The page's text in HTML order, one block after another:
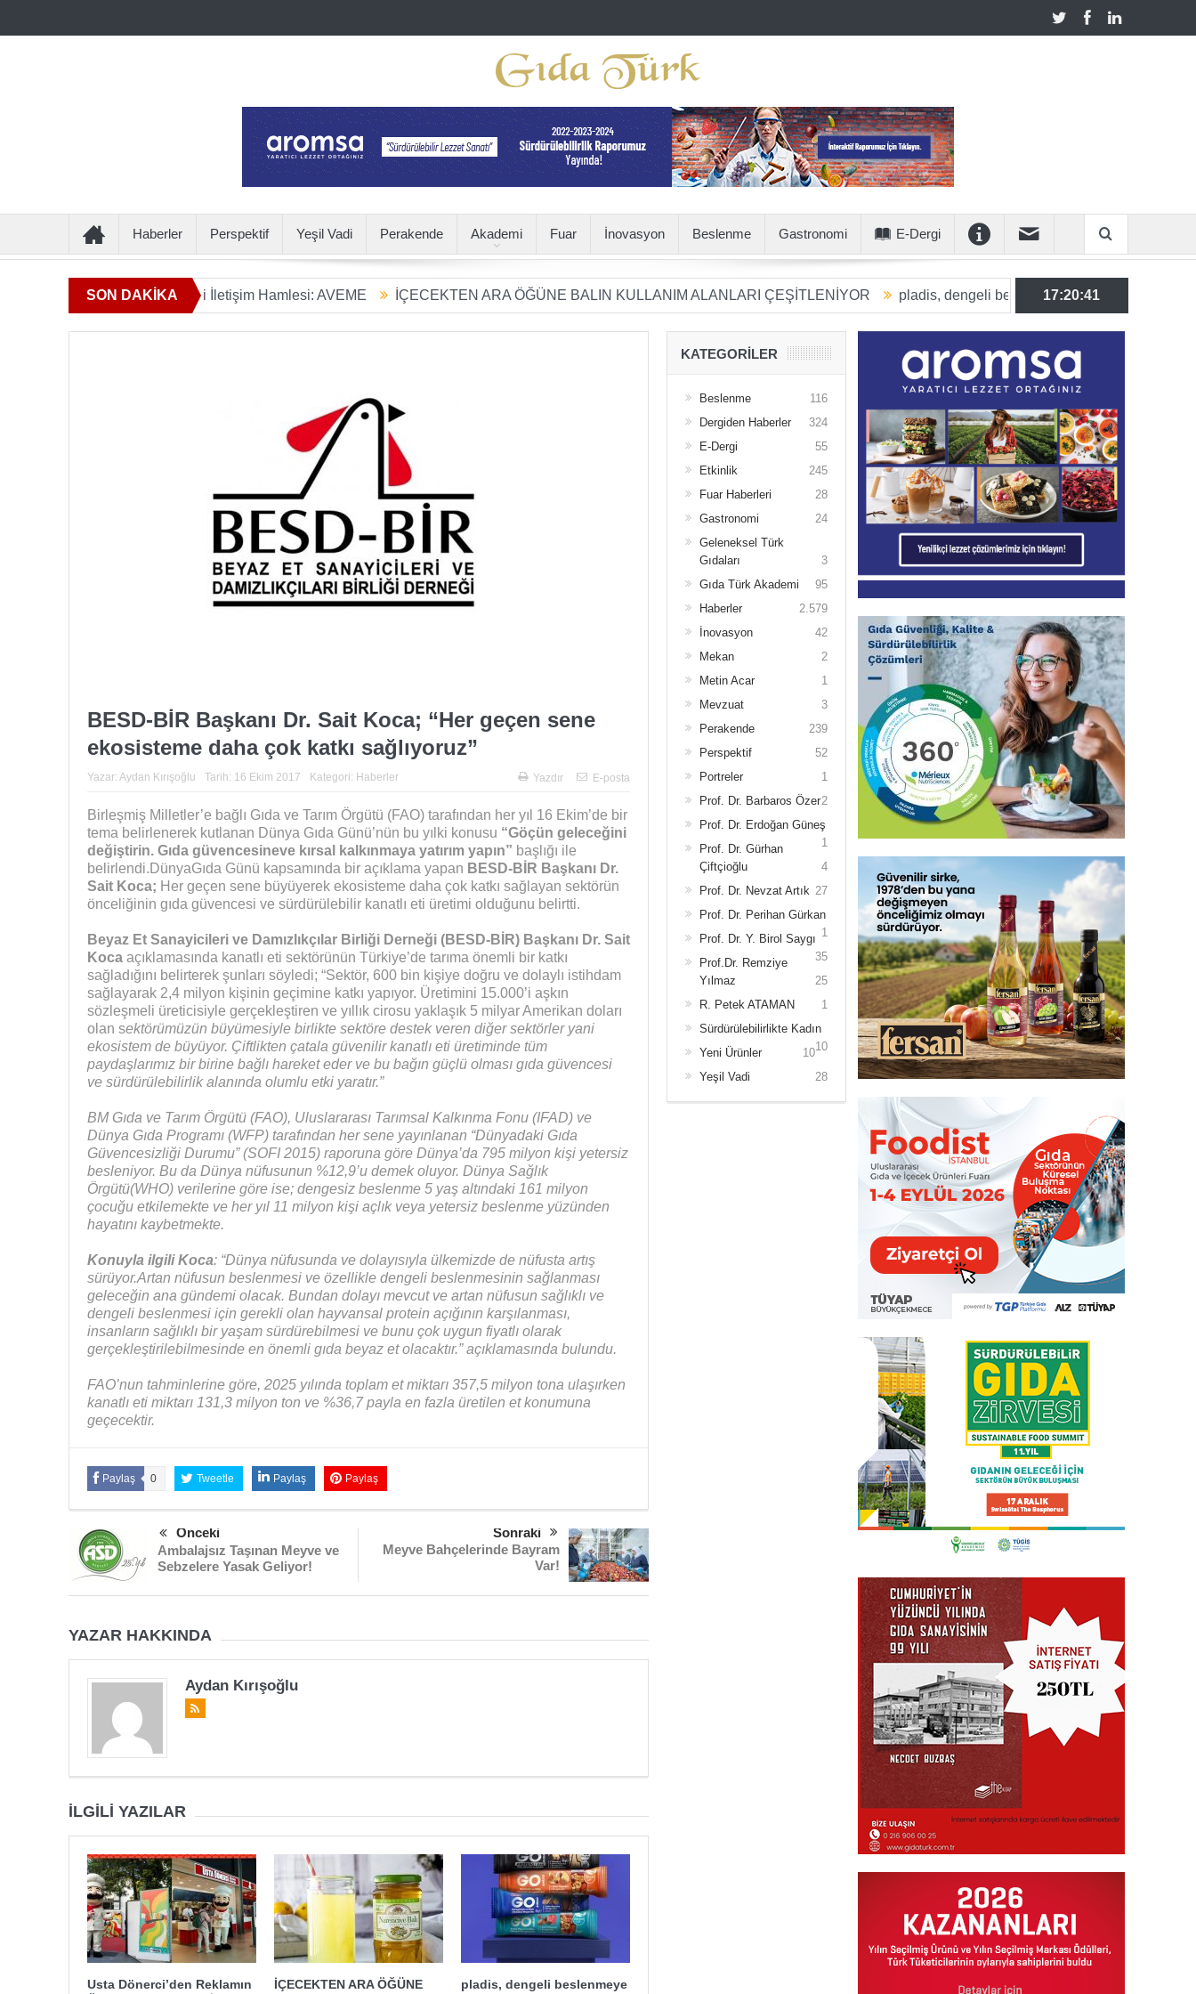
Haberler Perspektif Yeşil Vadi Perakende Akademi Fuar İnovasyon Beslenme Gastronomi E-Dergi
SON DAKİKA
Ötesine Geçen Yeni İletişim Hamlesi: AVEME İÇECEKTEN ARA ÖĞÜNE BALIN KULLANIM ALANLARI ÇEŞİTLENİYOR pladis, dengeli beslenmeye katkı sunan ürün hacmini
17:20:42
BESD-BİR Başkanı Dr. Sait Koca; “Her geçen sene
ekosisteme daha çok katkı sağlıyoruz”
Yazar: Aydan Kırışoğlu Tarih: 16 Ekim 2017 Kategori: Haberler Yazdır E-posta
Birleşmiş Milletler’e bağlı Gıda ve Tarım Örgütü (FAO) tarafından her yıl 16 Ekim’de bir
tema belirlenerek kutlanan Dünya Gıda Günü’nün bu yılki konusu “Göçün geleceğini
değiştirin. Gıda güvencesineve kırsal kalkınmaya yatırım yapın” başlığı ile
belirlendi.DünyaGıda Günü kapsamında bir açıklama yapan BESD-BİR Başkanı Dr.
Sait Koca; Her geçen sene büyüyerek ekosisteme daha çok katkı sağlayan sektörün
önceliğinin gıda güvencesi ve sürdürülebilir kanatlı eti üretimi olduğunu belirtti.
Beyaz Et Sanayicileri ve Damızlıkçılar Birliği Derneği (BESD-BİR) Başkanı Dr. Sait
Kocaaçıklamasında kanatlı eti sektörünün Türkiye’de tarıma önemli bir katkı
sağladığını belirterek şunları söyledi; “Sektör, 600 bin kişiye doğru ve dolaylı istihdam
sağlayarak 2,4 milyon kişinin geçimine katkı yapıyor. Üretimini 15.000’i aşkın
sözleşmeli üreticisiyle gerçekleştiren ve yıllık cirosu yaklaşık 5 milyar Amerikan doları
olan sektörümüzün büyümesiyle birlikte sektöre destek veren diğer sektörler yani
ekosistem de büyüyor. Çiftlikten çatala güvenilir kanatlı eti üretiminde tüm
paydaşlarımız bir birine bağlı hareket eder ve bu bağın güçlü olması gıda güvencesi
ve sürdürülebilirlik alanında olumlu etki yaratır.”
BM Gıda ve Tarım Örgütü (FAO), Uluslararası Tarımsal Kalkınma Fonu (IFAD) ve
Dünya Gıda Programı (WFP) tarafından her sene yayınlanan “Dünyadaki Gıda
Güvencesizliği Durumu” (SOFI 2015) raporuna göre Dünya’da 795 milyon kişi yetersiz
besleniyor. Bu da Dünya nüfusunun %12,9’u demek oluyor. Dünya Sağlık
Örgütü(WHO) verilerine göre ise; dengesiz beslenme 5 yaş altındaki 161 milyon
çocuğu etkilemekte ve her yıl 11 milyon kişi açlık veya yetersiz beslenme yüzünden
hayatını kaybetmekte.
Konuyla ilgili Koca: “Dünya nüfusunda ve dolayısıyla ülkemizde de nüfusta artış
sürüyor.Artan nüfusun beslenmesi ve özellikle dengeli beslenmesinin sağlanması
geleceğin ana gündemi olacak. Bundan dolayı mevcut ve artan nüfusun sağlıklı ve
dengeli beslenmesi için gerekli olan hayvansal protein açığının karşılanması,
insanların sağlıklı bir yaşam sürdürebilmesi ve bunu çok uygun fiyatlı olarak
gerçekleştirilebilmesinde en önemli gıda beyaz et olacaktır.” açıklamasında bulundu.
FAO’nun tahminlerine göre, 2025 yılında toplam et miktarı 357,5 milyon tona ulaşırken
kanatlı eti miktarı 131,3 milyon ton ve %36,7 payla en fazla üretilen et konumuna
geçecektir.
Paylaş 0 Tweetle Paylaş Paylaş
Önceki
Ambalajsız Taşınan Meyve ve
Sebzelere Yasak Geliyor!
Sonraki
Meyve Bahçelerinde Bayram
Var!
YAZAR HAKKINDA
Aydan Kırışoğlu
İLGILI YAZILAR
Usta Dönerci’den Reklamın
İÇECEKTEN ARA ÖĞÜNE
pladis, dengeli beslenmeye
KATEGORILER
Beslenme
116
Dergiden Haberler
324
E-Dergi
55
Etkinlik
245
Fuar Haberleri
28
Gastronomi
24
Geleneksel Türk
Gıdaları
3
Gıda Türk Akademi
95
Haberler
2.579
İnovasyon
42
Mekan
2
Metin Acar
1
Mevzuat
3
Perakende
239
Perspektif
52
Portreler
1
Prof. Dr. Barbaros Özer2
Prof. Dr. Erdoğan Güneş
1
Prof. Dr. Gürhan
Çiftçioğlu
4
Prof. Dr. Nevzat Artık 27
Prof. Dr. Perihan Gürkan
1
Prof. Dr. Y. Birol Saygı
35
Prof.Dr. Remziye
Yılmaz
25
R. Petek ATAMAN
1
Sürdürülebilirlikte Kadın
10
Yeni Ürünler
10
Yeşil Vadi
28